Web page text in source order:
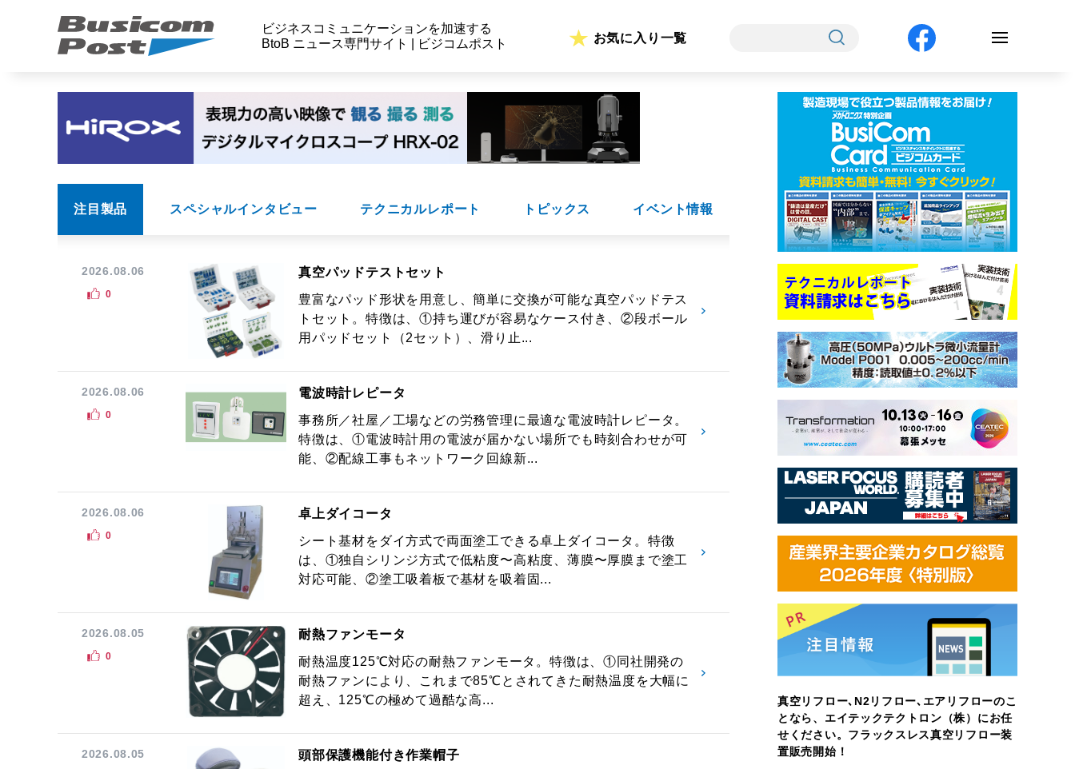
ビジネスコミュニケーションを加速する
BtoB ニュース専門サイト | ビジコムポスト
お気に入り一覧
注目製品 スペシャルインタビュー テクニカルレポート トピックス イベント情報
2026.08.06
真空パッドテストセット
豊富なパッド形状を用意し、簡単に交換が可能な真空パッドテス
トセット。特徴は、①持ち運びが容易なケース付き、②段ボール
用パッドセット（2セット）、滑り止...
0
2026.08.06
電波時計レピータ
事務所／社屋／工場などの労務管理に最適な電波時計レピータ。
特徴は、①電波時計用の電波が届かない場所でも時刻合わせが可
能、②配線工事もネットワーク回線新...
0
2026.08.06
卓上ダイコータ
シート基材をダイ方式で両面塗工できる卓上ダイコータ。特徴
は、①独自シリンジ方式で低粘度〜高粘度、薄膜〜厚膜まで塗工
対応可能、②塗工吸着板で基材を吸着固...
0
2026.08.05
耐熱ファンモータ
耐熱温度125℃対応の耐熱ファンモータ。特徴は、①同社開発の
耐熱ファンにより、これまで85℃とされてきた耐熱温度を大幅に
超え、125℃の極めて過酷な高...
0
2026.08.05
頭部保護機能付き作業帽子
真空リフロー､N2リフロー､エアリフローのこ
となら、エイテックテクトロン（株）にお任
せください。フラックスレス真空リフロー装
置販売開始！